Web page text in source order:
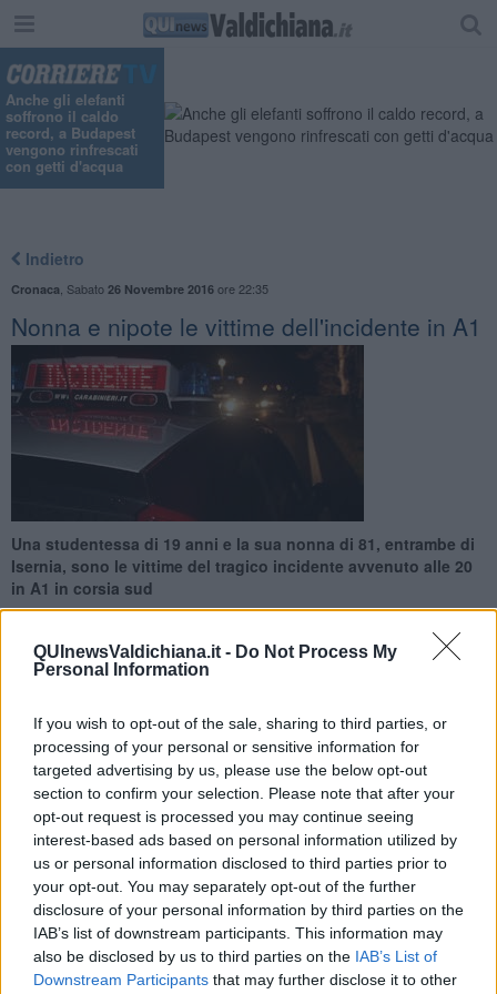
QUInewsValdichiana.it - Do Not Process My
Personal Information
If you wish to opt-out of the sale, sharing to third parties, or
processing of your personal or sensitive information for
targeted advertising by us, please use the below opt-out
section to confirm your selection. Please note that after your
opt-out request is processed you may continue seeing
interest-based ads based on personal information utilized by
us or personal information disclosed to third parties prior to
your opt-out. You may separately opt-out of the further
disclosure of your personal information by third parties on the
IAB’s list of downstream participants. This information may
also be disclosed by us to third parties on the IAB’s List of
Downstream Participants that may further disclose it to other
Anche gli elefanti
soffrono il caldo
record, a Budapest
vengono rinfrescati
con getti d'acqua
Indietro
Cronaca Sabato 26 Novembre 2016ore 22:35
Nonna e nipote le vittime dell'incidente in A1
Una studentessa di 19 anni e la sua nonna di 81, entrambe di
Isernia, sono le vittime del tragico incidente avvenuto alle 20
in A1 in corsia sud
LUCIGNANO — Alla guida dell'auto su cui viaggiavano le due
donne, il padre della ragazza e lo zio, fratello del padre.
Nell'incidente sono rimaste coinvolte l'auto e un camion. Il mezzo
pesante molto probabilmente stava uscendo dall'area di servizio e
la nebbia avrebbe ridotto di molto la visibilitá della strada.
L'auto viaggiava sul lato destro della carreggiata e l'impatto non le
avrebbe dato scampo.
Il tratto della A1 è stato chiuso al traffico e deviato all'uscita di